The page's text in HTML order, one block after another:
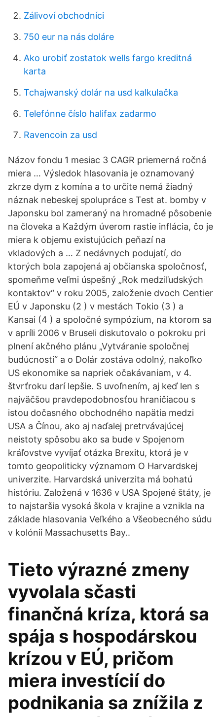
Zálivoví obchodníci
750 eur na nás doláre
Ako urobiť zostatok wells fargo kreditná
karta
Tchajwanský dolár na usd kalkulačka
Telefónne číslo halifax zadarmo
Ravencoin za usd
Názov fondu 1 mesiac 3 CAGR priemerná ročná
miera … Výsledok hlasovania je oznamovaný
zkrze dym z komína a to určite nemá žiadný
náznak nebeskej spolupráce s Test at. bomby v
Japonsku bol zameraný na hromadné pôsobenie
na človeka a Každým úverom rastie inflácia, čo je
miera k objemu existujúcich peňazí na
vkladových a … Z nedávnych podujatí, do
ktorých bola zapojená aj občianska spoločnosť,
spomeňme veľmi úspešný „Rok medziľudských
kontaktov“ v roku 2005, založenie dvoch Centier
EÚ v Japonsku (2 ) v mestách Tokio (3 ) a
Kansai (4 ) a spoločné sympózium, na ktorom sa
v apríli 2006 v Bruseli diskutovalo o pokroku pri
plnení akčného plánu „Vytváranie spoločnej
budúcnosti“ a o Dolár zostáva odolný, nakoľko
US ekonomike sa napriek očakávaniam, v 4.
štvrťroku darí lepšie. S uvoľnením, aj keď len s
najväčšou pravdepodobnosťou hraničiacou s
istou dočasného obchodného napätia medzi
USA a Čínou, ako aj naďalej pretrvávajúcej
neistoty spôsobu ako sa bude v Spojenom
kráľovstve vyvíjať otázka Brexitu, ktorá je v
tomto geopoliticky významom O Harvardskej
univerzite. Harvardská univerzita má bohatú
históriu. Založená v 1636 v USA Spojené štáty, je
to najstaršia vysoká škola v krajine a vznikla na
základe hlasovania Veľkého a Všeobecného súdu
v kolónii Massachusetts Bay..
Tieto výrazné zmeny
vyvolala sčasti
finančná kríza, ktorá sa
spája s hospodárskou
krízou v EÚ, pričom
miera investícií do
podnikania sa znížila z